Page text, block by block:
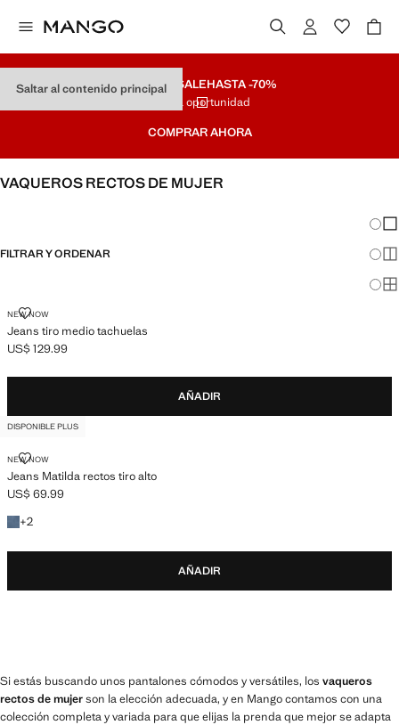
Saltar al contenido principal
SUMMER SALEHASTA -70%
Última oportunidad
COMPRAR AHORA
VAQUEROS RECTOS DE MUJER
FILTRAR Y ORDENAR
NEW NOW
Jeans tiro medio tachuelas
JEANS TIRO MEDIO TACHUELAS
Precio actual [US$ 129.99 ]
US$ 129.99
AÑADIR
DISPONIBLE PLUS
NEW NOW
Jeans Matilda rectos tiro alto
JEANS MATILDA RECTOS TIRO ALTO
Precio actual [US$ 69.99 ]
US$ 69.99
+2
+2 colores
AÑADIR
Si estás buscando unos pantalones cómodos y versátiles, los vaqueros
rectos de mujerson la elección adecuada, y en Mango contamos con una
colección completa y variada para que elijas la prenda que mejor se adapta